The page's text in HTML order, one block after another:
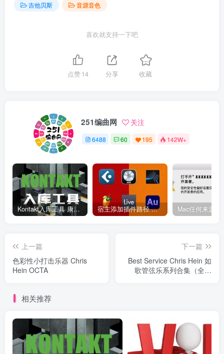
吉他贝斯 音源音色
喜欢就支持一下吧
点赞14 分享 收藏
251编曲网 关注
6488 60 195 142W+
Kontakt入库工具 康泰克入库教程 宿主添加插件路径 插件路径设置 VSTPlugins路径
上一篇
色彩性小打击乐器 Chris
Hein OCTA
下一篇
Best Service Chris Hein 如
歌管弦乐系列合集（全家
相关推荐